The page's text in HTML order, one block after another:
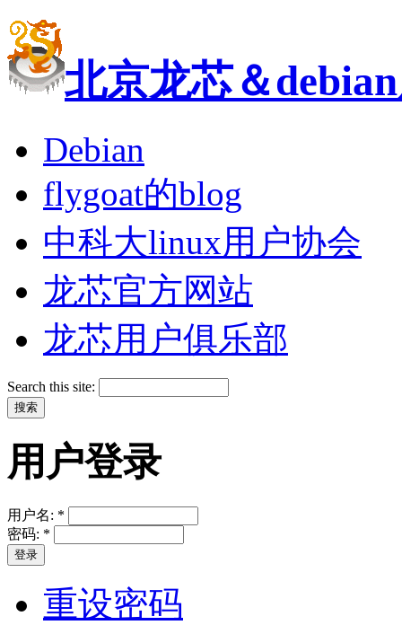
北京龙芯＆
Debian
flygoat的blog
中科大linux用户协会
龙芯官方网站
龙芯用户俱乐部
Search this site:
用户登录
用户名: *
密码: *
重设密码